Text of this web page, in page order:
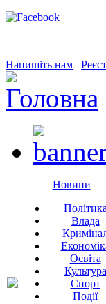
Напишіть нам
Новини
Політика
Влада
Освіта
Культура
Спорт
Події